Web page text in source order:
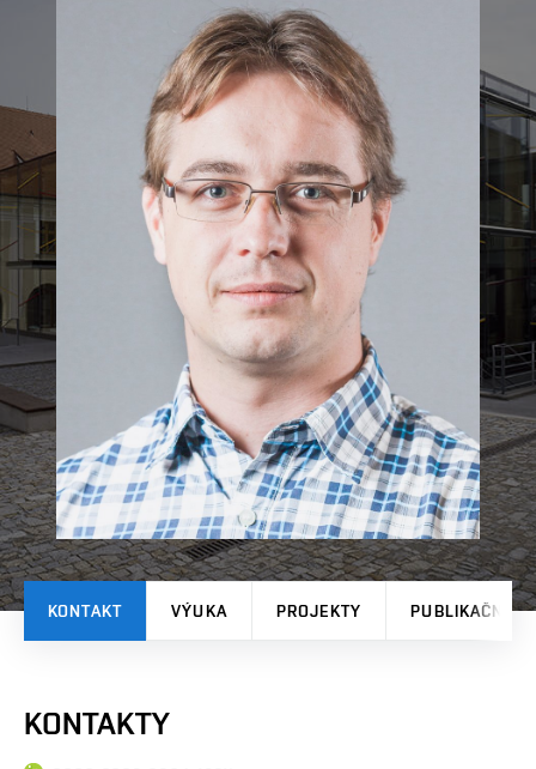
KONTAKT VÝUKA PROJEKTY PUBLIKAČNÍ
KONTAKTY